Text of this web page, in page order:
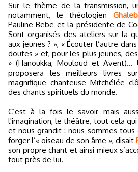
Sur le thème de la transmission,
notamment, le théologien
Pauline Bebe et la présidente de
Sont organisés des ateliers sur la
aux jeunes ? », « Écouter l’autre
doutes » et, pour les plus jeunes,
» (Hanoukka, Mouloud et Avent)...
proposera les meilleurs livres
magnifique chanteuse Mitchélée
des chants spirituels du monde.
C’est à la fois le savoir mais
l'imagination, le théâtre, tout cela
et nous grandit : nous sommes
forger l’« oiseau de son âme », disait
son propre chant et ainsi mieux
tout près de lui.